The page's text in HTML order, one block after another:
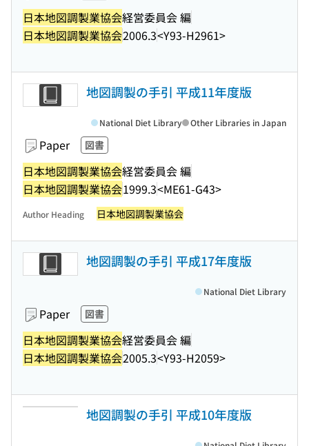
日本地図調製業協会経営委員会 編
日本地図調製業協会2006.3<Y93-H2961>
地図調製の手引 平成11年度版
Paper 図書
日本地図調製業協会経営委員会 編
日本地図調製業協会1999.3<ME61-G43>
National Diet Library Other Libraries in Japan
Author Heading 日本地図調製業協会
地図調製の手引 平成17年度版
Paper 図書
日本地図調製業協会経営委員会 編
日本地図調製業協会2005.3<Y93-H2059>
National Diet Library
地図調製の手引 平成10年度版